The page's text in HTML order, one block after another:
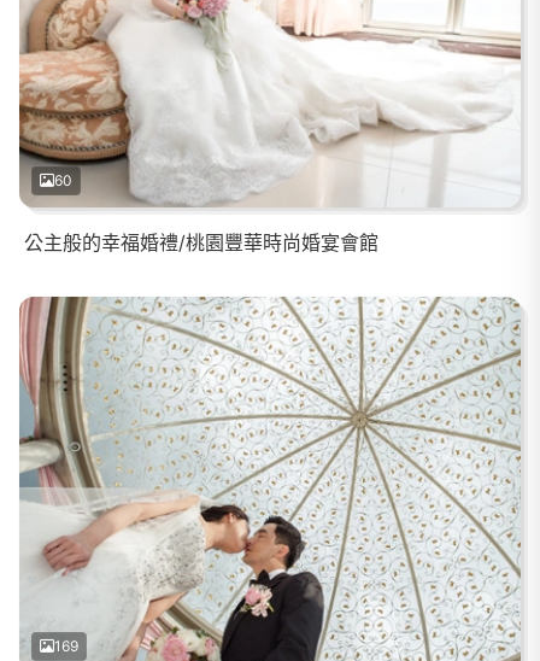
60
公主般的幸福婚禮/桃園豐華時尚婚宴會館
169